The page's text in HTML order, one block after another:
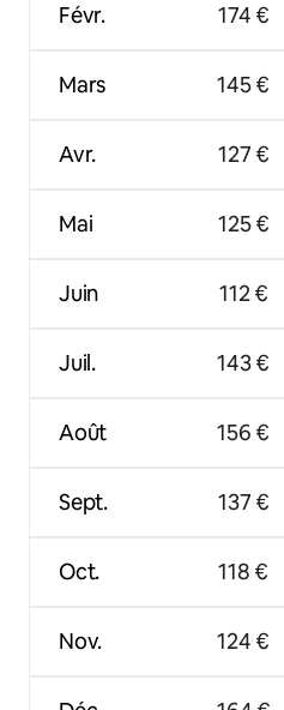
Févr.
Mars
Avr.
Mai
Juin
Juil.
Août
Sept.
Oct.
Nov.
174 €
145 €
127 €
125 €
112 €
143 €
156 €
137 €
118 €
124 €